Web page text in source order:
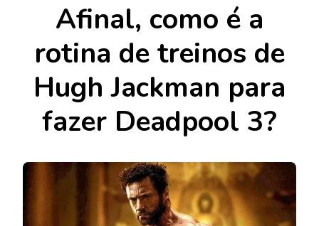
Afinal, como é a
rotina de treinos de
Hugh Jackman para
fazer Deadpool 3?